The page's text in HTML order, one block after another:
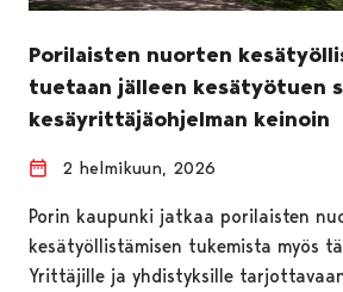
Porilaisten nuorten
tuetaan jälleen kesätyötuen
kesäyrittäjäohjelman keinoin
2 helmikuun, 2026
Porin kaupunki jatkaa porilaisten
kesätyöllistämisen tukemista myös
Yrittäjille ja yhdistyksille